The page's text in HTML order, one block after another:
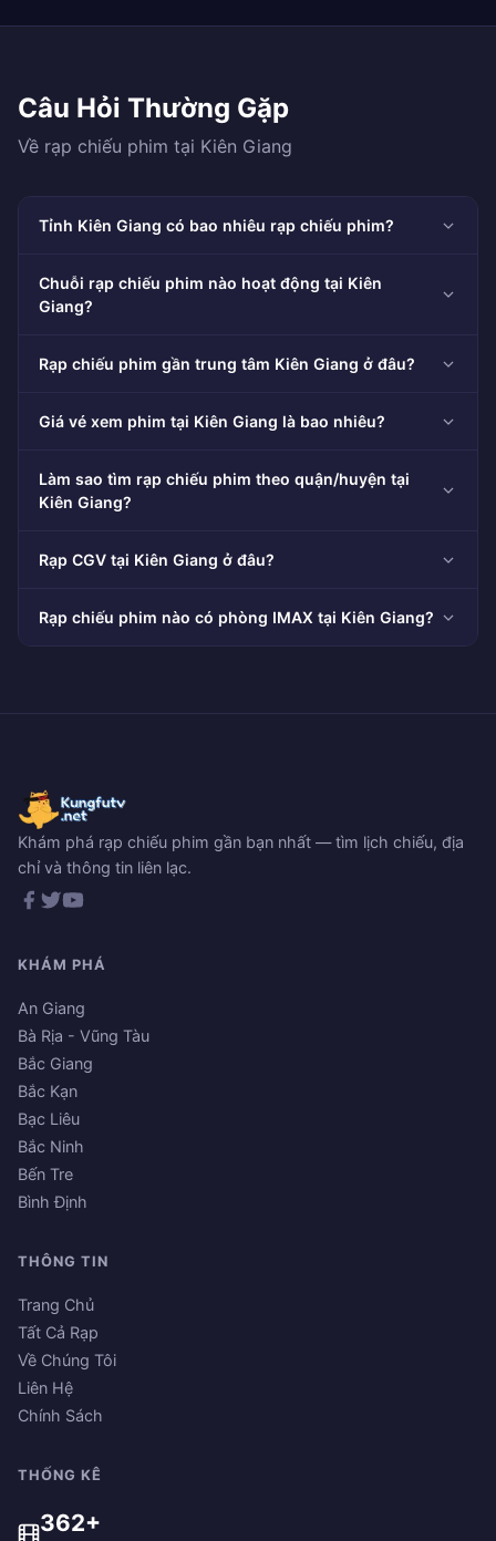
Câu Hỏi Thường Gặp
Về rạp chiếu phim tại Kiên Giang
Tỉnh Kiên Giang có bao nhiêu rạp chiếu phim?
Chuỗi rạp chiếu phim nào hoạt động tại Kiên
Giang?
Rạp chiếu phim gần trung tâm Kiên Giang ở đâu?
Giá vé xem phim tại Kiên Giang là bao nhiêu?
Làm sao tìm rạp chiếu phim theo quận/huyện tại
Kiên Giang?
Rạp CGV tại Kiên Giang ở đâu?
Rạp chiếu phim nào có phòng IMAX tại Kiên Giang?
Khám phá rạp chiếu phim gần bạn nhất — tìm lịch chiếu, địa
chỉ và thông tin liên lạc.
KHÁM PHÁ
An Giang
Bà Rịa - Vũng Tàu
Bắc Giang
Bắc Kạn
Bạc Liêu
Bắc Ninh
Bến Tre
Bình Định
THÔNG TIN
Trang Chủ
Tất Cả Rạp
Về Chúng Tôi
Liên Hệ
Chính Sách
THỐNG KÊ
362+